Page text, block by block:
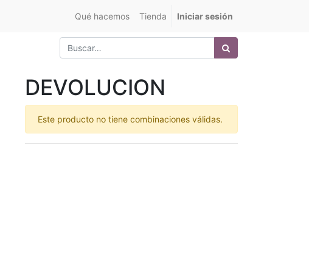
Qué hacemos Tienda Iniciar sesión
DEVOLUCION
Este producto no tiene combinaciones válidas.